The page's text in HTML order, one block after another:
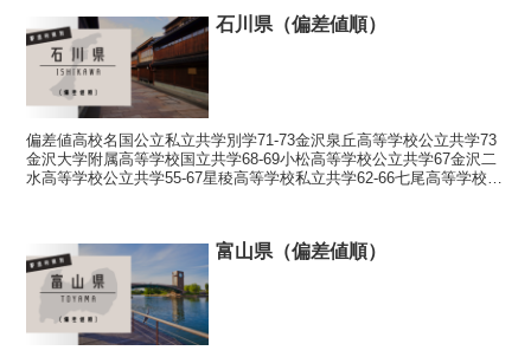
石川県（偏差値順）
偏差値高校名国公立私立共学別学71-73金沢泉丘高等学校公立共学73
金沢大学附属高等学校国立共学68-69小松高等学校公立共学67金沢二
水高等学校公立共学55-67星稜高等学校私立共学62-66七尾高等学校公
富山県（偏差値順）